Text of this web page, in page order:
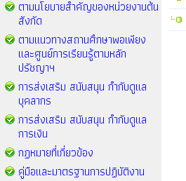
ตามนโยบายสำคัญของหน่วยงานต้น
สังกัด
ตามแนวทางสถานศึกษาพอเพียง
และศูนย์การเรียนรู้ตามหลัก
ปรัชญาฯ
การส่งเสริม สนับสนุน กำกับดูแล
บุคลากร
การส่งเสริม สนับสนุน กำกับดูแล
การเงิน
กฏหมายที่เกี่ยวข้อง
คู่มือและมาตรฐานการปฏิบัติงาน